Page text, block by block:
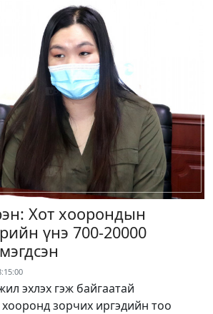
Хот хоорондын
үнэ 700-20000
эхлэх гэж байгаатай
хооронд зорчих иргэдийн тоо